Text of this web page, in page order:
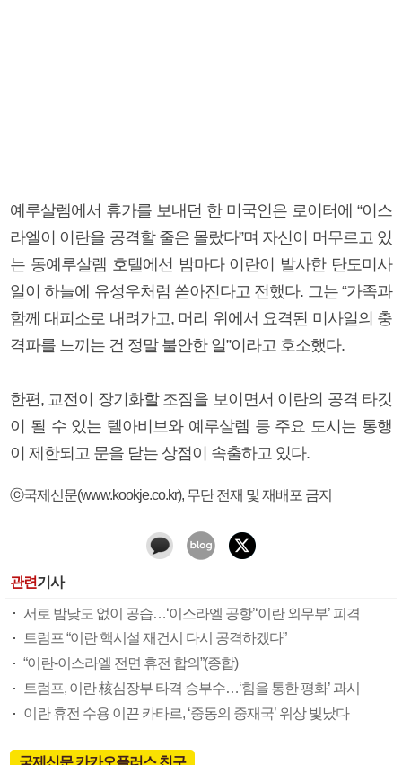
예루살렘에서 휴가를 보내던 한 미국인은 로이터에 “이스
라엘이 이란을 공격할 줄은 몰랐다”며 자신이 머무르고 있
는 동예루살렘 호텔에선 밤마다 이란이 발사한 탄도미사
일이 하늘에 유성우처럼 쏟아진다고 전했다. 그는 “가족과
함께 대피소로 내려가고, 머리 위에서 요격된 미사일의 충
격파를 느끼는 건 정말 불안한 일”이라고 호소했다.
한편, 교전이 장기화할 조짐을 보이면서 이란의 공격 타깃
이 될 수 있는 텔아비브와 예루살렘 등 주요 도시는 통행
이 제한되고 문을 닫는 상점이 속출하고 있다.
ⓒ국제신문(www.kookje.co.kr), 무단 전재 및 재배포 금지
관련기사
서로 밤낮도 없이 공습…‘이스라엘 공항’‘이란 외무부’ 피격
트럼프 “이란 핵시설 재건시 다시 공격하겠다”
“이란-이스라엘 전면 휴전 합의”(종합)
트럼프, 이란 核심장부 타격 승부수…‘힘을 통한 평화’ 과시
이란 휴전 수용 이끈 카타르, ‘중동의 중재국’ 위상 빛났다
국제신문 카카오플러스 친구